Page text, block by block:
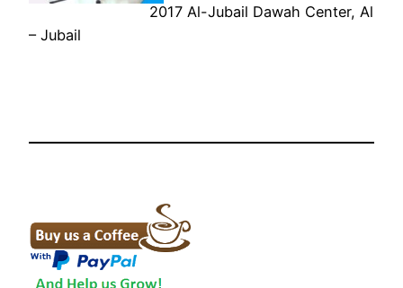
2017 Al-Jubail Dawah Center, Al
– Jubail